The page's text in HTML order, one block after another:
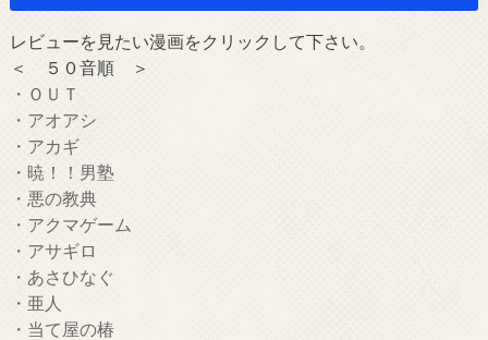
レビューを見たい漫画をクリックして下さい。
＜ ５０音順 ＞
・ＯＵＴ
・アオアシ
・アカギ
・暁！！男塾
・悪の教典
・アクマゲーム
・アサギロ
・あさひなぐ
・亜人
・当て屋の椿